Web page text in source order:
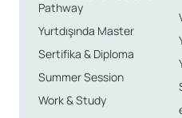
Pathway
Yurtdışında Master
Sertifika & Diploma
Summer Session
Work & Study